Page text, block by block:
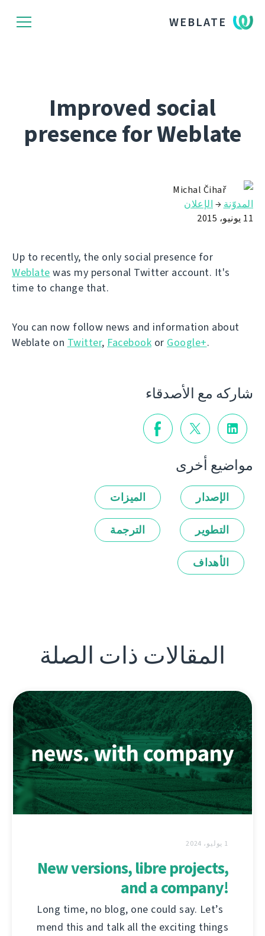
WEBLATE
Improved social
presence for Weblate
Michal Čihař
المدوّنة → الإعلان
11 يونيو، 2015
Up to recently, the only social presence for
Weblate was my personal Twitter account. It's
time to change that.
You can now follow news and information about
Weblate on Twitter, Facebook or Google+.
شاركه مع الأصدقاء
مواضيع أخرى
الإصدار الميزات
التطوير الترجمة
الأهداف
المقالات ذات الصلة
1 يوليو، 2024
New versions, libre projects,
and a company!
Long time, no blog, one could say. Let’s
mend this and talk all the exciting things